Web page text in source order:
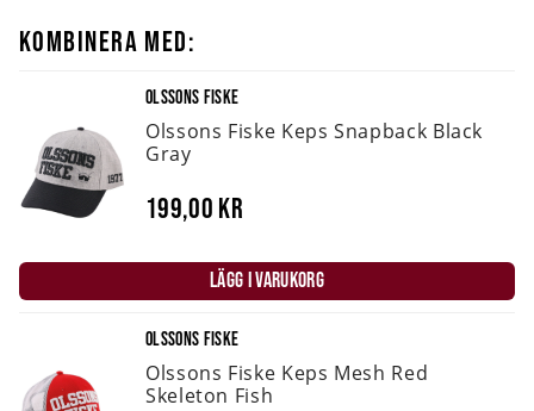
KOMBINERA MED:
OLSSONS FISKE
Olssons Fiske Keps Snapback Black
Gray
199,00 kr
LÄGG I VARUKORG
OLSSONS FISKE
Olssons Fiske Keps Mesh Red
Skeleton Fish